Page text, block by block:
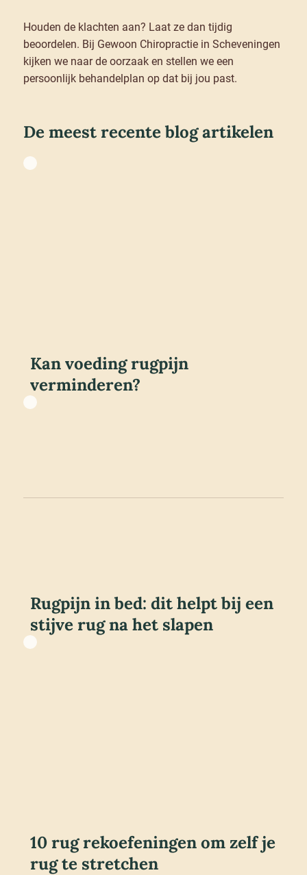
Houden de klachten aan? Laat ze dan tijdig
beoordelen. Bij Gewoon Chiropractie in Scheveningen
kijken we naar de oorzaak en stellen we een
persoonlijk behandelplan op dat bij jou past.
De meest recente blog artikelen
Kan voeding rugpijn
verminderen?
Rugpijn in bed: dit helpt bij een
stijve rug na het slapen
10 rug rekoefeningen om zelf je
rug te stretchen